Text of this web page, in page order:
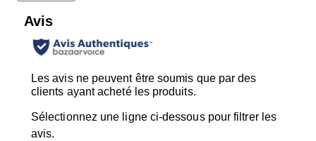
Avis
Les avis ne peuvent être soumis que par des
clients ayant acheté les produits.
Sélectionnez une ligne ci-dessous pour filtrer les
avis.